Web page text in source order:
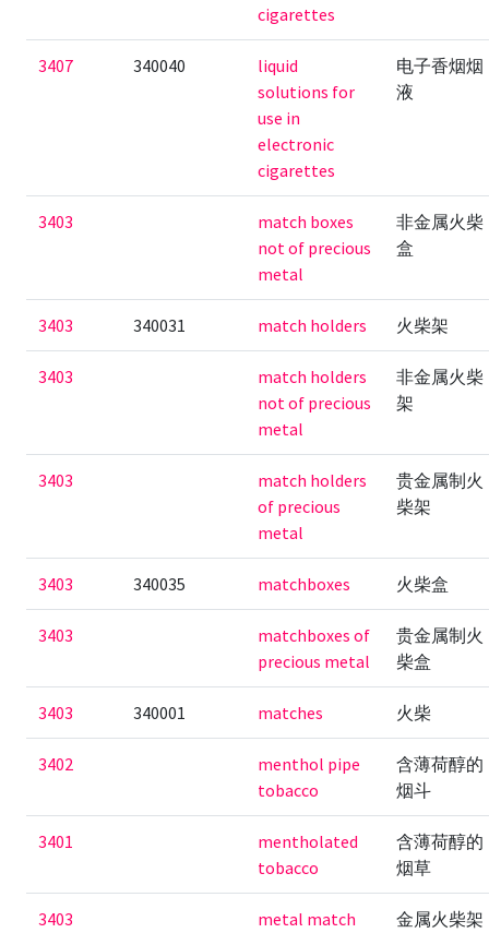
cigarettes
3407 340040
liquid
solutions for
use in
electronic
cigarettes
电子香烟烟
液
3403
match boxes
not of precious
metal
非金属火柴
盒
3403 340031 match holders 火柴架
3403
match holders
not of precious
metal
非金属火柴
架
3403
match holders
of precious
metal
贵金属制火
柴架
3403 340035 matchboxes 火柴盒
3403
matchboxes of
precious metal
贵金属制火
柴盒
3403 340001 matches 火柴
3402
menthol pipe
tobacco
含薄荷醇的
烟斗
3401
mentholated
tobacco
含薄荷醇的
烟草
3403
metal match
金属火柴架